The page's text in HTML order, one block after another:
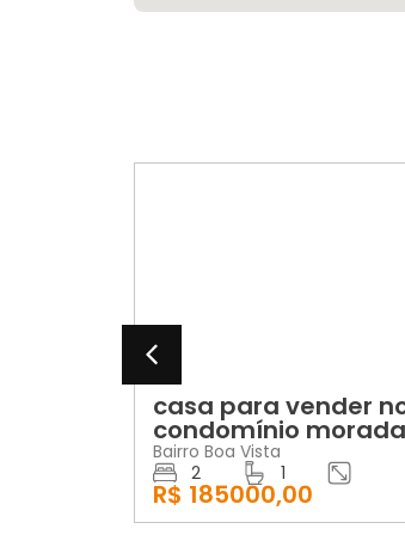
casa para vender no
condomínio moradas
R$ 185000,00